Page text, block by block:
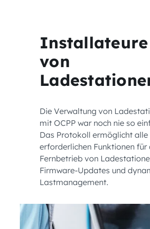
Installateure
von
Die Verwaltung von
mit OCPP war noch nie so
Das Protokoll ermöglicht alle
erforderlichen Funktionen für
Fernbetrieb von
Firmware-Updates und
Lastmanagement.